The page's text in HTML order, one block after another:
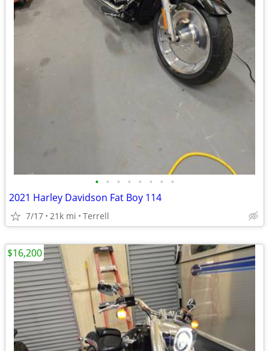
• • • • • • • •
2021 Harley Davidson Fat Boy 114
7/17 21k mi Terrell
$16,200